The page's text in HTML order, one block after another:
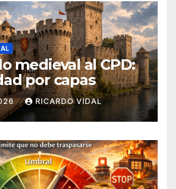
medieval al CPD:
por capas
RICARDO VIDAL